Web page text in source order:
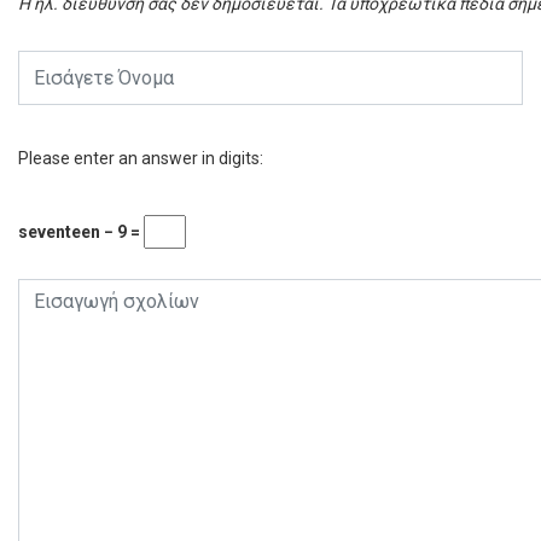
Η ηλ. διεύθυνση σας δεν δημοσιεύεται. Τα υποχρεωτικά πεδία
Please enter an answer in digits:
seventeen − 9 =